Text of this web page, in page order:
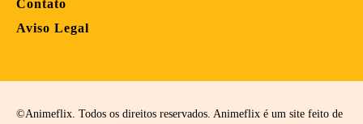
Contato
Aviso Legal
©Animeflix. Todos os direitos reservados. Animeflix é um site feito de